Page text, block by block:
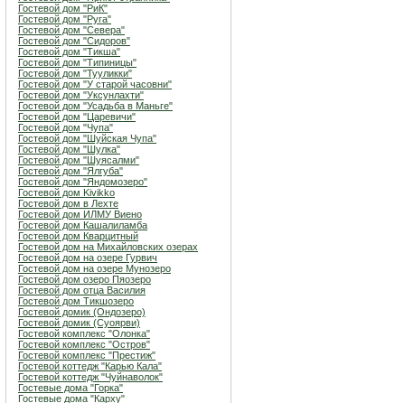
Гостевой дом "РиК"
Гостевой дом "Руга"
Гостевой дом "Севера"
Гостевой дом "Сидоров"
Гостевой дом "Тикша"
Гостевой дом "Типиницы"
Гостевой дом "Тууликки"
Гостевой дом "У старой часовни"
Гостевой дом "Уксунлахти"
Гостевой дом "Усадьба в Маньге"
Гостевой дом "Царевичи"
Гостевой дом "Чупа"
Гостевой дом "Шуйская Чупа"
Гостевой дом "Шулка"
Гостевой дом "Шуясалми"
Гостевой дом "Ялгуба"
Гостевой дом "Яндомозеро"
Гостевой дом Kivikko
Гостевой дом в Лехте
Гостевой дом ИЛМУ Виено
Гостевой дом Кашалиламба
Гостевой дом Кварцитный
Гостевой дом на Михайловских озерах
Гостевой дом на озере Гурвич
Гостевой дом на озере Мунозеро
Гостевой дом озеро Пяозеро
Гостевой дом отца Василия
Гостевой дом Тикшозеро
Гостевой домик (Ондозеро)
Гостевой домик (Суоярви)
Гостевой комплекс "Олонка"
Гостевой комплекс "Остров"
Гостевой комплекс "Престиж"
Гостевой коттедж "Карью Кала"
Гостевой коттедж "Чуйнаволок"
Гостевые дома "Горка"
Гостевые дома "Карху"